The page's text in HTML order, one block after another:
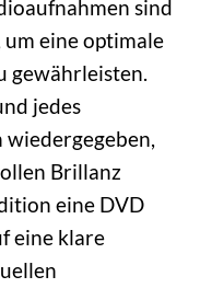
sind
eine optimale
gewährleisten.
jedes
Brillanz
eine DVD
eine klare